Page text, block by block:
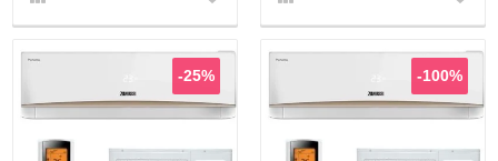
-25% -100%